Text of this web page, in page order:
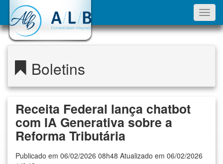
Boletins
Receita Federal lança chatbot
com IA Generativa sobre a
Reforma Tributária
Publicado em 06/02/2026 08h48 Atualizado em 06/02/2026